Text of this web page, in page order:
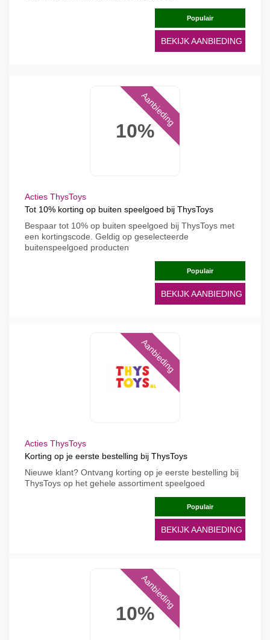
Populair
BEKIJK AANBIEDING
10%
Aanbieding
Acties ThysToys
Tot 10% korting op buiten speelgoed bij ThysToys
Bespaar tot 10% op buiten speelgoed bij ThysToys met
een kortingscode. Geldig op geselecteerde
buitenspeelgoed producten
Populair
BEKIJK AANBIEDING
Aanbieding
Acties ThysToys
Korting op je eerste bestelling bij ThysToys
Nieuwe klant? Ontvang korting op je eerste bestelling bij
ThysToys op het gehele assortiment speelgoed
Populair
BEKIJK AANBIEDING
10%
Aanbieding